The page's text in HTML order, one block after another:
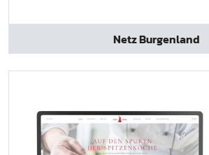
Netz Burgenland